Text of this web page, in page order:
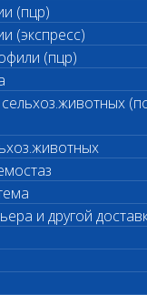
(пцр)
(экспресс)
(пцр)
и другой